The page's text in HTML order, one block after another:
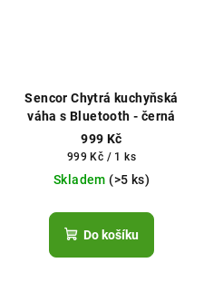
Sencor Chytrá kuchyňská
váha s Bluetooth - černá
999 Kč
Měrná
cena:
999 Kč / 1 ks
Skladem (>5 ks)
Do košíku